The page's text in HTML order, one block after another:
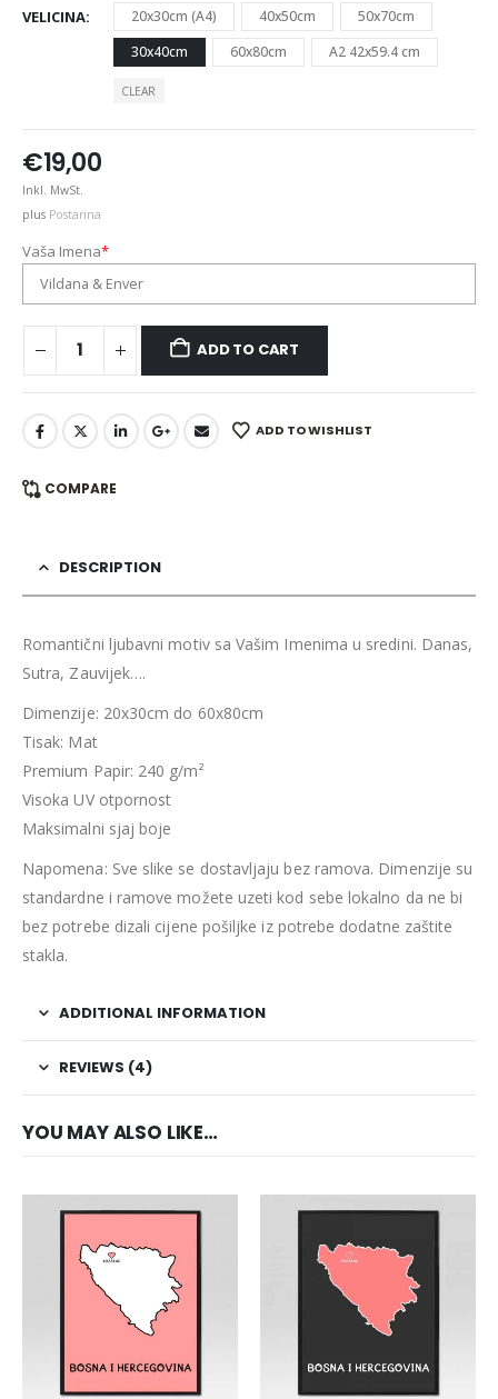
VELICINA 20x30cm (A4) 40x50cm
50x70cm
30x40cm
60x80cm A2 42x59.4 cm
CLEAR
€19,00
Inkl. MwSt.
plus Postarina
Vaša Imena*
ADD TO CART
ADD TO WISHLIST
COMPARE
DESCRIPTION
Romantični ljubavni motiv sa Vašim Imenima u sredini. Danas,
Sutra, Zauvijek….
Dimenzije: 20x30cm do 60x80cm
Tisak: Mat
Premium Papir: 240 g/m²
Visoka UV otpornost
Maksimalni sjaj boje
Napomena: Sve slike se dostavljaju bez ramova. Dimenzije su
standardne i ramove možete uzeti kod sebe lokalno da ne bi
bez potrebe dizali cijene pošiljke iz potrebe dodatne zaštite
stakla.
ADDITIONAL INFORMATION
REVIEWS (4)
YOU MAY ALSO LIKE…